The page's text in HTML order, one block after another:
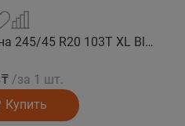
BRIDGESTONE Автошина 245/45 R20 103T XL Blizzak DM-V3 зима
/за 1 шт.
Купить